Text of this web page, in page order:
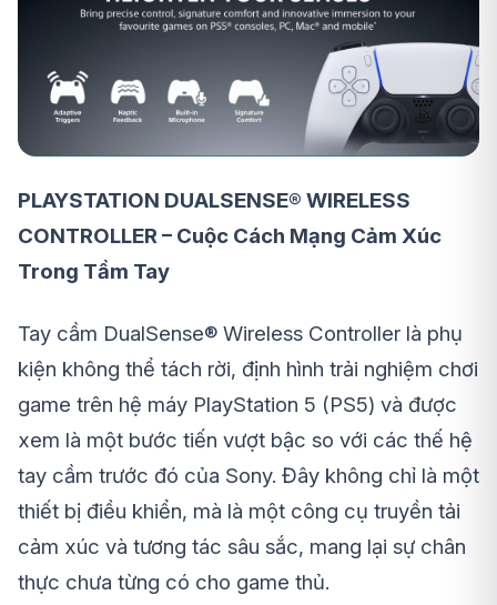
PLAYSTATION DUALSENSE® WIRELESS
CONTROLLER – Cuộc Cách Mạng Cảm Xúc
Trong Tầm Tay
Tay cầm DualSense® Wireless Controller là phụ
kiện không thể tách rời, định hình trải nghiệm chơi
game trên hệ máy PlayStation 5 (PS5) và được
xem là một bước tiến vượt bậc so với các thế hệ
tay cầm trước đó của Sony. Đây không chỉ là một
thiết bị điều khiển, mà là một công cụ truyền tải
cảm xúc và tương tác sâu sắc, mang lại sự chân
thực chưa từng có cho game thủ.